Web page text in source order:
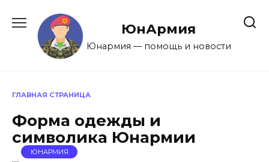
содержанию
ЮнАрмия
Юнармия — помощь и новости
ГЛАВНАЯ СТРАНИЦА
Форма одежды и
символика Юнармии
ЮНАРМИЯ